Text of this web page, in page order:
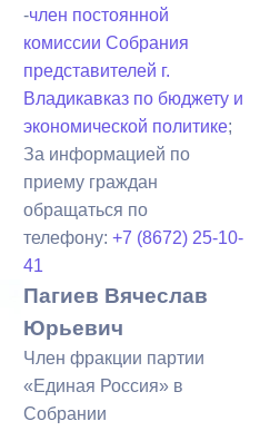
-член постоянной
комиссии Собрания
представителей г.
Владикавказ по бюджету и
экономической политике;
За информацией по
приему граждан
обращаться по
телефону: +7 (8672) 25-10-
41
Пагиев Вячеслав
Юрьевич
Член фракции партии
«Единая Россия» в
Собрании